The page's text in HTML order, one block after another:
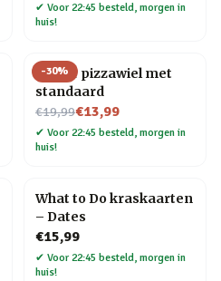
✔ Voor 22:45 besteld, morgen in
huis!
-30%
Gitaar pizzawiel met
standaard
€19,99
Nu voor€13,99
✔ Voor 22:45 besteld, morgen in
huis!
What to Do kraskaarten
– Dates
€15,99
✔ Voor 22:45 besteld, morgen in
huis!